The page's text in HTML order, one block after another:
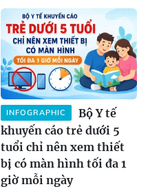
INFOGRAPHIC
Bộ Y tế
khuyến cáo trẻ dưới 5
tuổi chỉ nên xem thiết
bị có màn hình tối đa 1
giờ mỗi ngày